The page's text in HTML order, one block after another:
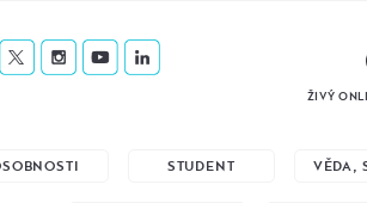
ŽIVÝ
STUDENT VĚDA,